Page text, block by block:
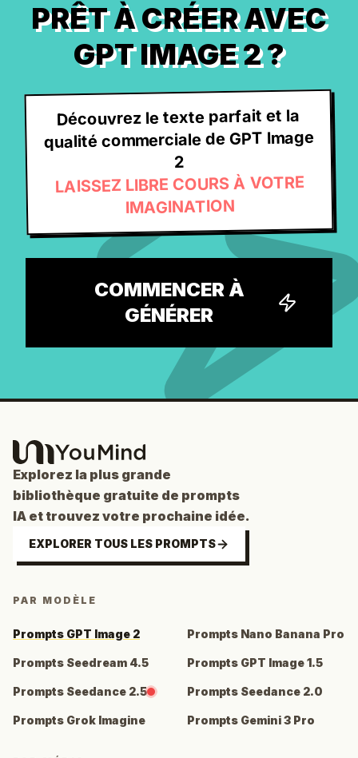
PRÊT À CRÉER AVEC
GPT IMAGE 2 ?
Découvrez le texte parfait et la
qualité commerciale de GPT Image
2
LAISSEZ LIBRE COURS À VOTRE
IMAGINATION
COMMENCER À
GÉNÉRER
Explorez la plus grande
bibliothèque gratuite de prompts
IA et trouvez votre prochaine idée.
EXPLORER TOUS LES PROMPTS
PAR MODÈLE
Prompts GPT Image 2 Prompts Nano Banana Pro
Prompts Seedream 4.5 Prompts GPT Image 1.5
Prompts Seedance 2.5 Prompts Seedance 2.0
Prompts Grok Imagine Prompts Gemini 3 Pro